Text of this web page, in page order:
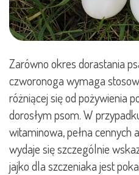
Zarówno okres dorastania
czworonoga wymaga
różniącej się od pożywienia
dorosłym psom. W
witaminowa, pełna cennych
wydaje się szczególnie
jajko dla szczeniaka jest